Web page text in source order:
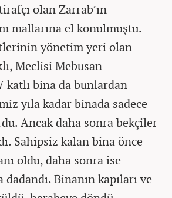
olan Zarrab’ın
mallarına el konulmuştu.
yönetim yeri olan
Meclisi Mebusan
katlı bina da bunlardan
yıla kadar binada sadece
Ancak daha sonra bekçiler
Sahipsiz kalan bina önce
oldu, daha sonra ise
Binanın kapıları ve